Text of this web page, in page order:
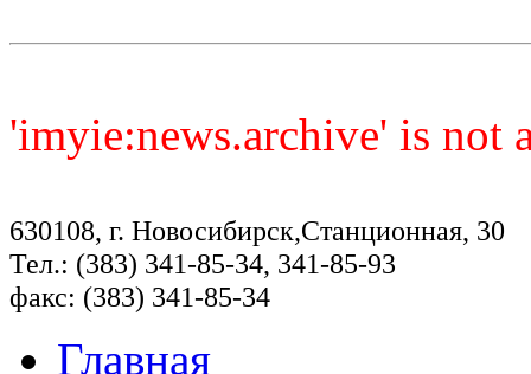
'imyie:news.archive' is not
630108, г. Новосибирск,Станционная, 30
Тел.: (383) 341-85-34, 341-85-93
факс: (383) 341-85-34
Главная